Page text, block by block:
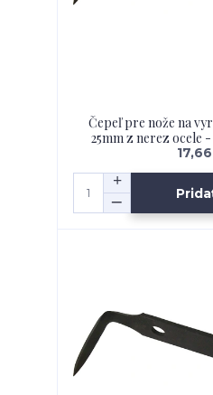
Čepeľ pre nože na
25mm z nerez ocele